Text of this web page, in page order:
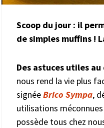
Scoop du jour : il
de simples muffins !
Des astuces utiles
nous rend la vie plus
signéeBrico Sympa,
utilisations
possède tous chez